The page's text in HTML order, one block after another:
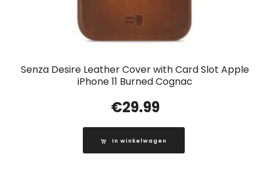
Senza Desire Leather Cover with Card Slot Apple
iPhone 11 Burned Cognac
€29.99
In winkelwagen